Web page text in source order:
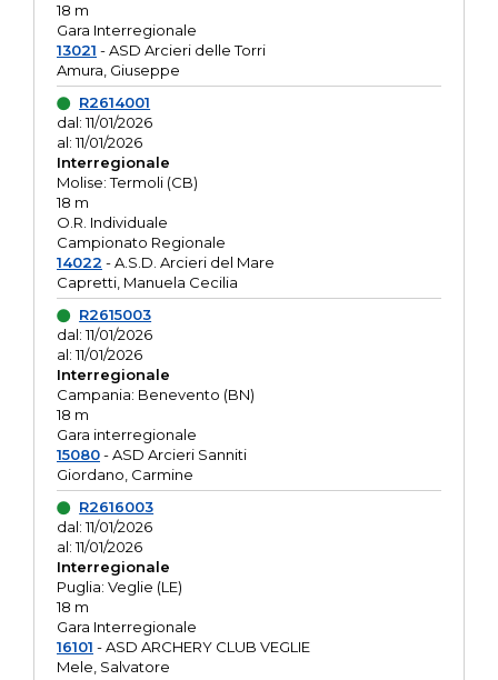
18 m
Gara Interregionale
13021 - ASD Arcieri delle Torri
Amura, Giuseppe
R2614001
dal: 11/01/2026
al: 11/01/2026
Interregionale
Molise: Termoli (CB)
18 m
O.R. Individuale
Campionato Regionale
14022 - A.S.D. Arcieri del Mare
Capretti, Manuela Cecilia
R2615003
dal: 11/01/2026
al: 11/01/2026
Interregionale
Campania: Benevento (BN)
18 m
Gara interregionale
15080- ASD Arcieri Sanniti
Giordano, Carmine
R2616003
dal: 11/01/2026
al: 11/01/2026
Interregionale
Puglia: Veglie (LE)
18 m
Gara Interregionale
16101 - ASD ARCHERY CLUB VEGLIE
Mele, Salvatore